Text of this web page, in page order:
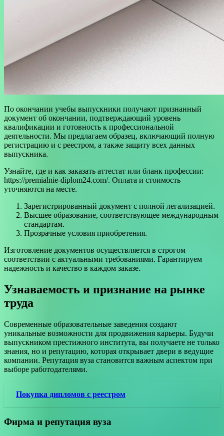
По окончании учебы выпускники получают признанный
документ об окончании, подтверждающий уровень
квалификации и готовность к профессиональной
деятельности. Мы предлагаем образец, включающий полную
регистрацию и с реестром, а также защиту всех данных
выпускника.
Узнайте, где и как заказать аттестат или бланк профессии:
https://premialnie-diplom24.com/. Оплата и стоимость
уточняются на месте.
Зарегистрированный документ с полной легализацией.
Высшее образование, соответствующее международным
стандартам.
Прозрачные условия приобретения.
Изготовление документов осуществляется в строгом
соответствии с актуальными требованиями. Гарантируем
надежность и качество в каждом заказе.
Узнаваемость и признание на рынке
труда
Современные образовательные заведения создают
уникальные возможности для продвижения карьеры. Будучи
выпускником престижного института, вы получаете не только
знания, но и репутацию, которая открывает двери в ведущие
компании. Репутация вуза становится важным аспектом при
выборе работодателями.
Покупка дипломов с реестром
Фирма и репутация вуза